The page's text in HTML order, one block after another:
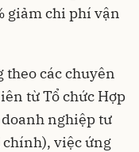
giảm chi phí vận
theo các chuyên
từ Tổ chức Hợp
nghiệp tư
chính), việc ứng